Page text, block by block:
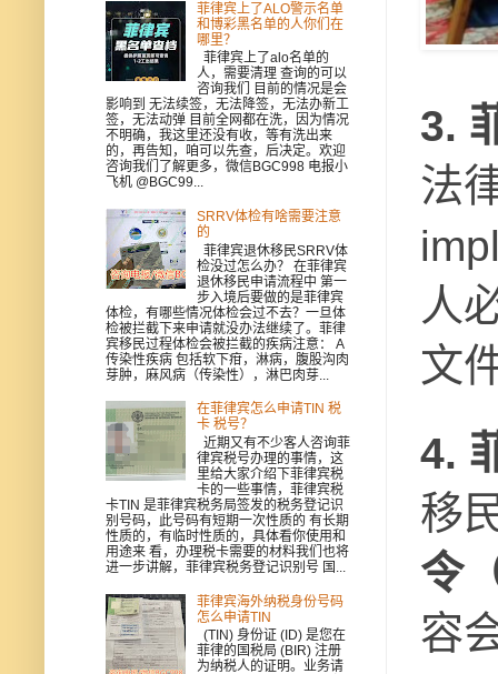
3.
法
人
文
4.
移
令
容
菲律宾上了ALO警示名单
和博彩黑名单的人你们在
哪里？
菲律宾上了alo名单的
人，需要清理 查询的可以
咨询我们 目前的情况是会
影响到 无法续签，无法降签，无法办新工
签，无法动弹 目前全网都在洗，因为情况
不明确，我这里还没有收，等有洗出来
的，再告知，咱可以先查，后决定。欢迎
咨询我们了解更多，微信BGC998 电报小
飞机 @BGC99...
SRRV体检有啥需要注意
的
菲律宾退休移民SRRV体
检没过怎么办？ 在菲律宾
退休移民申请流程中 第一
步入境后要做的是菲律宾
体检，有哪些情况体检会过不去？一旦体
检被拦截下来申请就没办法继续了。菲律
宾移民过程体检会被拦截的疾病注意： A
传染性疾病 包括软下疳，淋病，腹股沟肉
芽肿，麻风病（传染性），淋巴肉芽...
在菲律宾怎么申请TIN 税
卡 税号？
近期又有不少客人咨询菲
律宾税号办理的事情，这
里给大家介绍下菲律宾税
卡的一些事情，菲律宾税
卡TIN 是菲律宾税务局签发的税务登记识
别号码，此号码有短期一次性质的 有长期
性质的，有临时性质的，具体看你使用和
用途来 看，办理税卡需要的材料我们也将
进一步讲解，菲律宾税务登记识别号 国...
菲律宾海外纳税身份号码
怎么申请TIN
(TIN) 身份证 (ID) 是您在
菲律的国税局 (BIR) 注册
为纳税人的证明。业务请